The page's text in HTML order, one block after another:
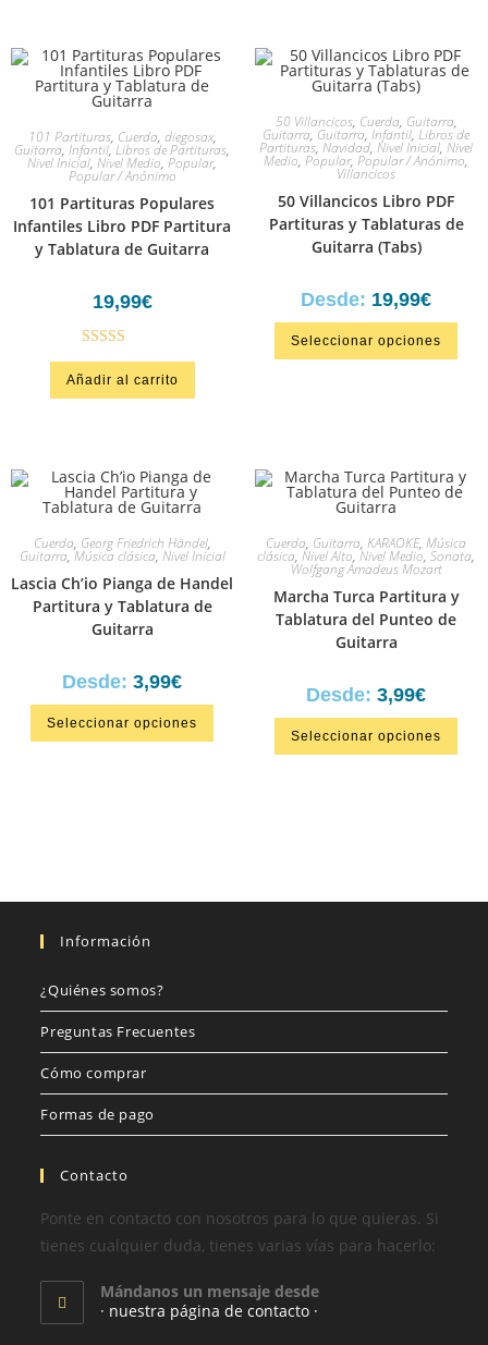
101 Partituras, Cuerda, diegosax,
Guitarra, Infantil,Libros de Partituras,
Nivel Inicial, Nivel Medio, Popular,
Popular / Anónimo
101 Partituras Populares
Infantiles Libro PDF Partitura
y Tablatura de Guitarra
19,99€
Valorado
en4.33 de
Añadir al carrito
50 Villancicos, Cuerda, Guitarra,
Guitarra, Guitarra, Infantil, Libros de
Partituras, Navidad, Nivel Inicial, Nivel
Medio, Popular, Popular / Anónimo,
Villancicos
50 Villancicos Libro PDF
Partituras y Tablaturas de
Guitarra (Tabs)
Desde: 19,99€
Seleccionar opciones
Cuerda, Georg Friedrich Händel,
Guitarra,Música clásica, Nivel Inicial
Lascia Ch’io Pianga de Handel
Partitura y Tablatura de
Guitarra
Desde: 3,99€
Seleccionar opciones
Cuerda, Guitarra, KARAOKE, Música
clásica, Nivel Alto, Nivel Medio, Sonata,
Wolfgang Amadeus Mozart
Marcha Turca Partitura y
Tablatura del Punteo de
Guitarra
Desde: 3,99€
Seleccionar opciones
Información
¿Quiénes somos?
Preguntas Frecuentes
Cómo comprar
Formas de pago
Contacto
Ponte en contacto con nosotros para lo que quieras. Si
tienes cualquier duda, tienes varias vías para hacerlo:
Mándanos un mensaje desde
· nuestra página de contacto ·